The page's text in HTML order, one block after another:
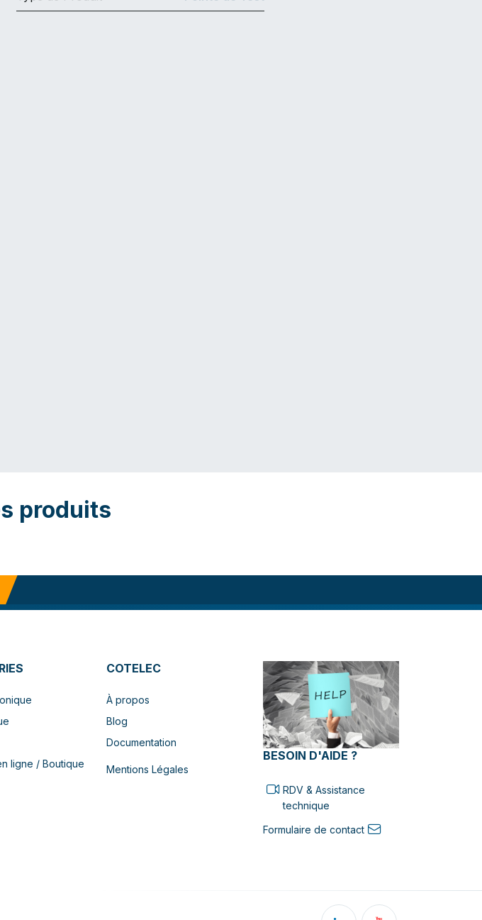
produits
ligne / Boutique
COTELEC
À propos
Blog
Documentation
Mentions Légales
BESOIN D'AIDE ?
RDV & Assistance
technique
Formulaire de contact